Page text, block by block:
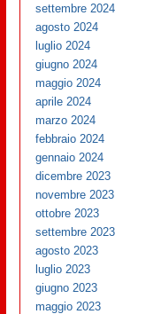
settembre 2024
agosto 2024
luglio 2024
giugno 2024
maggio 2024
aprile 2024
marzo 2024
febbraio 2024
gennaio 2024
dicembre 2023
novembre 2023
ottobre 2023
settembre 2023
agosto 2023
luglio 2023
giugno 2023
maggio 2023